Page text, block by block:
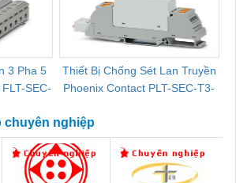
3 Pha 5
SEC-
Thiết Bị Chống Sét Lan Truyền
Phoenix Contact PLT-SEC-T3-
chuyên nghiệp